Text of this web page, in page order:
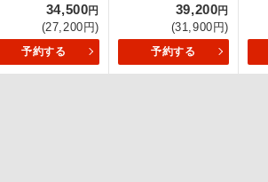
34,500円
(27,200円)
予約する
39,200円
(31,900円)
予約する
ます。
、お食事の心配はいりませ